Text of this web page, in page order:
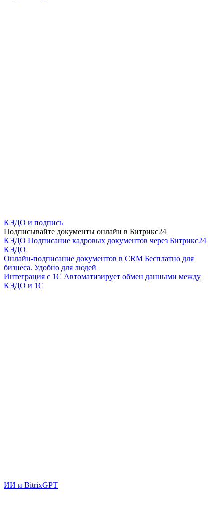
КЭДО и подпись
Подписывайте документы онлайн в Битрикс24
КЭДО Подписание кадровых документов через Битрикс24
КЭДО
Онлайн-подписание документов в CRM Бесплатно для
бизнеса. Удобно для людей
Интеграция с 1С Автоматизирует обмен данными между
КЭДО и 1С
ИИ и BitrixGPT